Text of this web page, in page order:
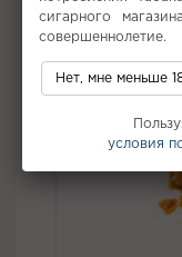
Не забудьте
сигарного
совершеннолетие.
Нет, мне меньше
условия